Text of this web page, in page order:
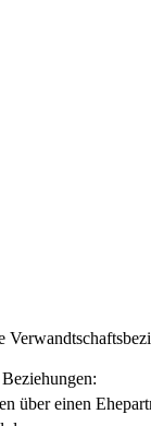
über einen